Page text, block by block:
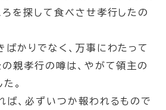
ろを探して食べさせ孝行したの
ばかりでなく、万事にわたって
の親孝行の噂は、やがて領主の
。
ば、必ずいつか報われるもので